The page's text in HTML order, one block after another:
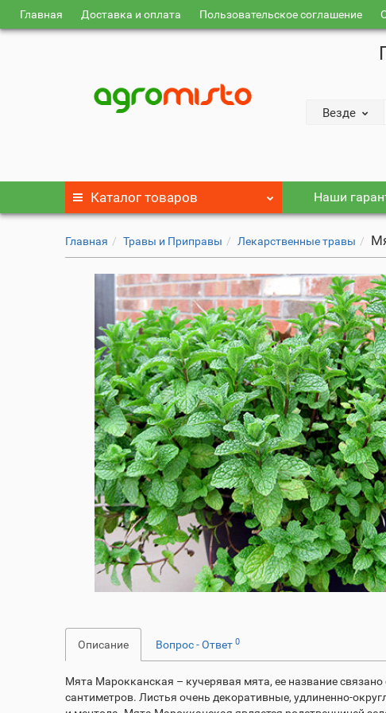
Главная Доставка и оплата Пользовательское соглашение
Везде
Каталог товаров Наши
Главная Травы и Приправы Лекарственные травы
Описание Вопрос - Ответ0
Мята Марокканская – кучерявая мята, ее название
сантиметров. Листья очень декоративные, удлиненно-